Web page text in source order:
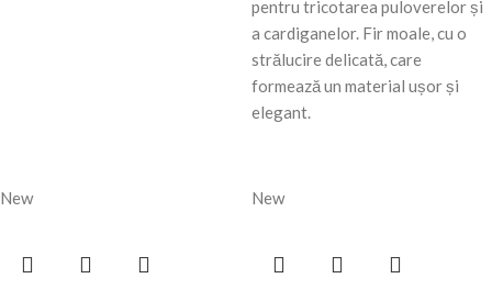
pentru tricotarea puloverelor și
a cardiganelor. Fir moale, cu o
strălucire delicată, care
formează un material ușor și
elegant.
New New